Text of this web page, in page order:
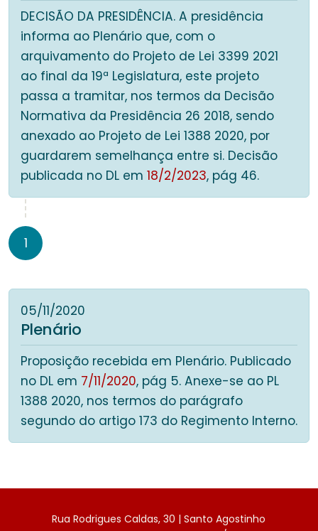
DECISÃO DA PRESIDÊNCIA. A presidência
informa ao Plenário que, com o
arquivamento do Projeto de Lei 3399 2021
ao final da 19ª Legislatura, este projeto
passa a tramitar, nos termos da Decisão
Normativa da Presidência 26 2018, sendo
anexado ao Projeto de Lei 1388 2020, por
guardarem semelhança entre si. Decisão
publicada no DL em 18/2/2023, pág 46.
1
05/11/2020
Plenário
Proposição recebida em Plenário. Publicado
no DL em 7/11/2020, pág 5. Anexe-se ao PL
1388 2020, nos termos do parágrafo
segundo do artigo 173 do Regimento Interno.
Rua Rodrigues Caldas, 30 | Santo Agostinho